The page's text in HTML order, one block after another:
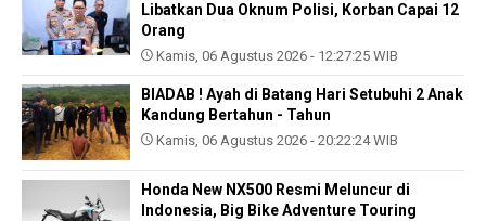
Libatkan Dua Oknum Polisi, Korban Capai 12
Orang
Kamis, 06 Agustus 2026 - 12:27:25 WIB
BIADAB ! Ayah di Batang Hari Setubuhi 2 Anak
Kandung Bertahun - Tahun
Kamis, 06 Agustus 2026 - 20:22:24 WIB
Honda New NX500 Resmi Meluncur di
Indonesia, Big Bike Adventure Touring